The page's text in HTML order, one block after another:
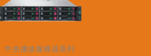
中央播放服務器系列